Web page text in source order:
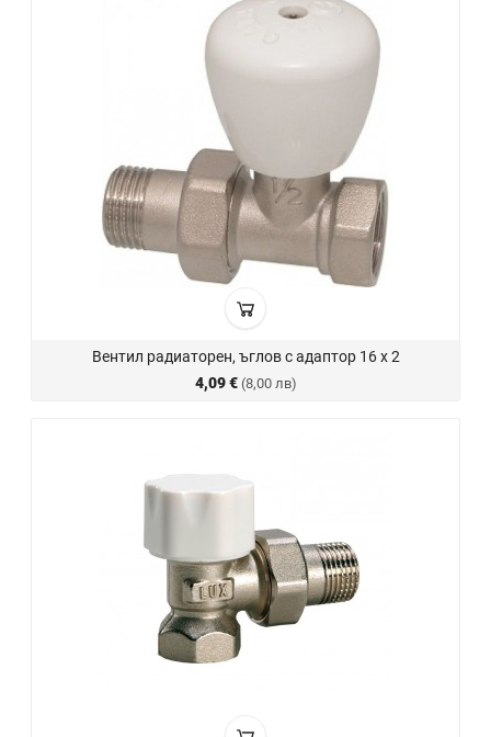
Вентил радиаторен, ъглов с адаптор 16 х 2
4,09 € (8,00 лв)